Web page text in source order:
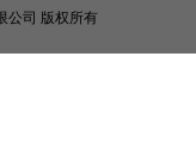
公司 版权所有